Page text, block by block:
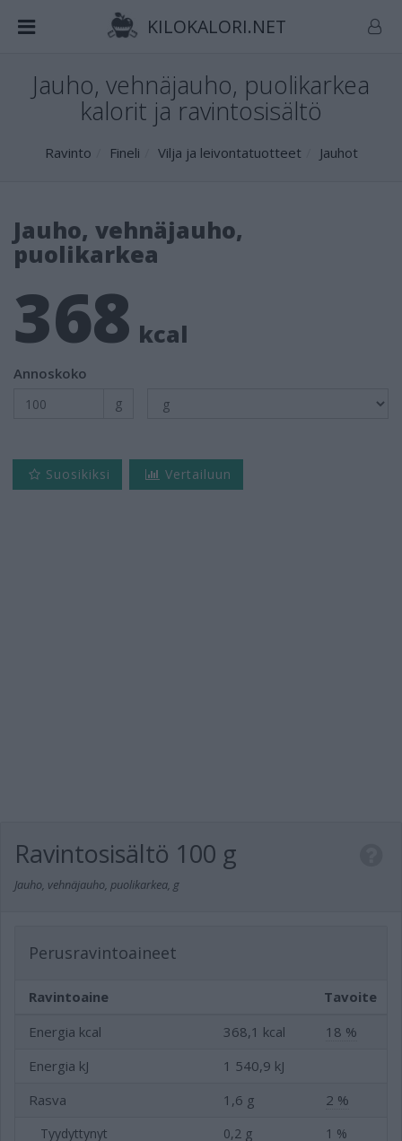
KILOKALORI.NET
Jauho, vehnäjauho, puolikarkea
kalorit ja ravintosisältö
Ravinto Fineli Vilja ja leivontatuotteet Jauhot
Jauho, vehnäjauho,
puolikarkea
368 kcal
Annoskoko
g
Suosikiksi Vertailuun
Ravintosisältö 100 g
Jauho, vehnäjauho, puolikarkea, g
Perusravintoaineet
Ravintoaine
Tavoite
Energia kcal
368,1 kcal
18 %
Energia kJ
1 540,9 kJ
Rasva
1,6 g 2 %
Tyydyttynyt 0,2 g
1 %